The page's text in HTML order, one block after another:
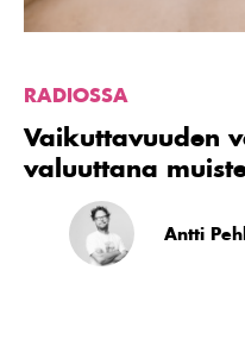
RADIOSSA
Vaikuttavuuden
valuuttana
Antti